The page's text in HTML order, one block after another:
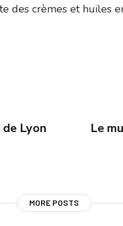
des crèmes et huiles
Lyon
Le
MORE POSTS